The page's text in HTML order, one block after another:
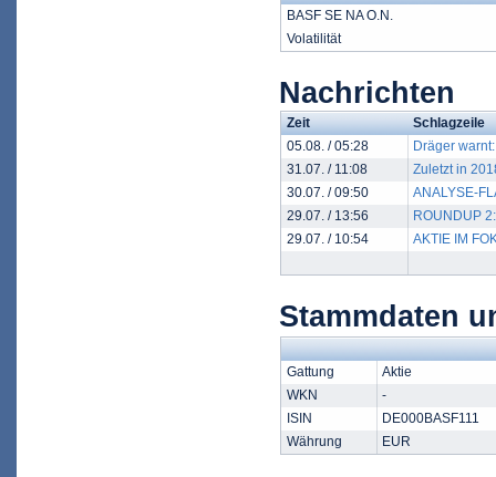
BASF SE NA O.N.
Volatilität
Nachrichten
Zeit
Schlagzeile
05.08. / 05:28
Dräger
31.07. / 11:08
Zuletzt in
30.07. / 09:50
ANALYSE-
29.07. / 13:56
ROUNDUP
29.07. / 10:54
AKTIE IM
Stammdaten
Gattung
Aktie
WKN
-
ISIN
DE000BASF111
Währung
EUR